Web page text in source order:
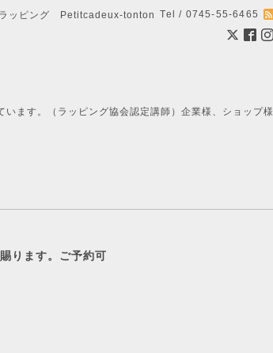
ッピング Petitcadeux-tonton Tel / 0745-55-6465
ます。（ラッピング協会認定講師）企業様、ショップ様
ります。ご予約可